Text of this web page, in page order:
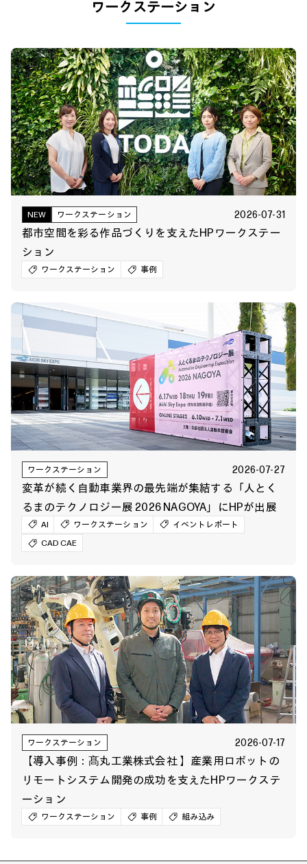
ワークステーション
NEW ワークステーション 2026-07-31
都市空間を彩る作品づくりを支えたHPワークステー
ション
ワークステーション 事例
ワークステーション 2026-07-27
変革が続く自動車業界の最先端が集結する「人とく
るまのテクノロジー展 2026 NAGOYA」にHPが出展
AI ワークステーション
イベントレポート
CAD CAE
ワークステーション 2026-07-17
【導入事例：髙丸工業株式会社 】産業用ロボットの
リモートシステム開発の成功を支えたHPワークステ
ーション
ワークステーション 事例 組み込み